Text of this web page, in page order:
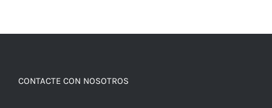
CONTACTE CON NOSOTROS